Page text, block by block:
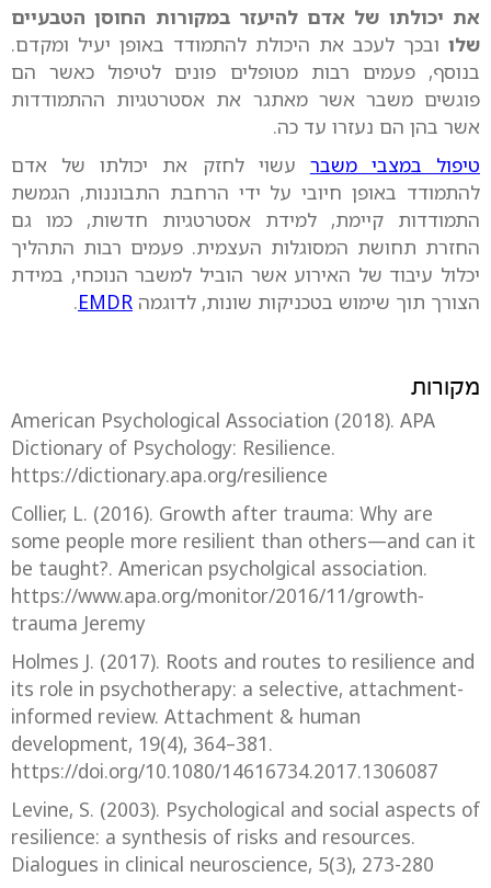
את יכולתו של אדם להיעזר במקורות החוסן הטבעיים
שלו ובכך לעכב את היכולת להתמודד באופן יעיל ומקדם.
בנוסף, פעמים רבות מטופלים פונים לטיפול כאשר הם
פוגשים משבר אשר מאתגר את אסטרטגיות ההתמודדות
אשר בהן הם נעזרו עד כה.
טיפול במצבי משבר עשוי לחזק את יכולתו של אדם
להתמודד באופן חיובי על ידי הרחבת התבוננות, הגמשת
התמודדות קיימת, למידת אסטרטגיות חדשות, כמו גם
החזרת תחושת המסוגלות העצמית. פעמים רבות התהליך
יכלול עיבוד של האירוע אשר הוביל למשבר הנוכחי, במידת
הצורך תוך שימוש בטכניקות שונות, לדוגמה EMDR
.
מקורות
American Psychological Association (2018). APA
Dictionary of Psychology: Resilience.
https://dictionary.apa.org/resilience
Collier, L. (2016). Growth after trauma: Why are
some people more resilient than others—and can it
be taught?. American psycholgical association.
https://www.apa.org/monitor/2016/11/growth-
trauma Jeremy
Holmes J. (2017). Roots and routes to resilience and
its role in psychotherapy: a selective, attachment-
informed review. Attachment & human
development, 19(4), 364–381.
https://doi.org/10.1080/14616734.2017.1306087
Levine, S. (2003). Psychological and social aspects of
resilience: a synthesis of risks and resources.
Dialogues in clinical neuroscience, 5(3), 273-280‏